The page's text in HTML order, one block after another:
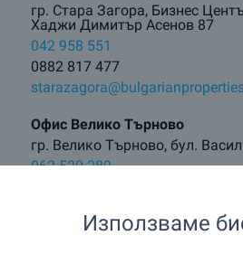
гр. Стара Загора, Бизнес
Хаджи Димитър Асенов 87
042 958 551
0882 817 477
Офис Велико Търново
гр. Велико Търново, бул.
062 520 289
Използваме